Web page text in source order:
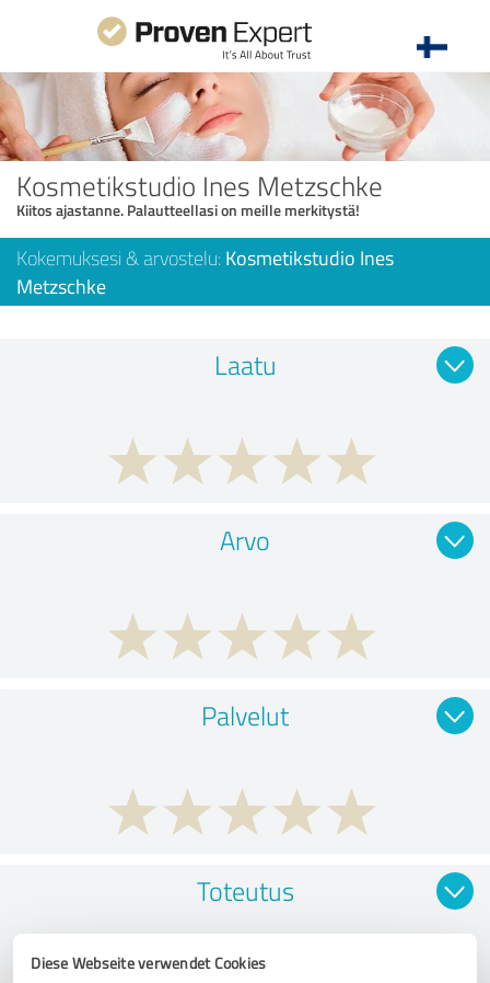
Diese Webseite verwendet Cookies
Kosmetikstudio Ines Metzschke
Kiitos ajastanne. Palautteellasi on meille merkitystä!
Kokemuksesi & arvostelu: Kosmetikstudio Ines
Metzschke
Laatu
Arvo
Palvelut
Toteutus